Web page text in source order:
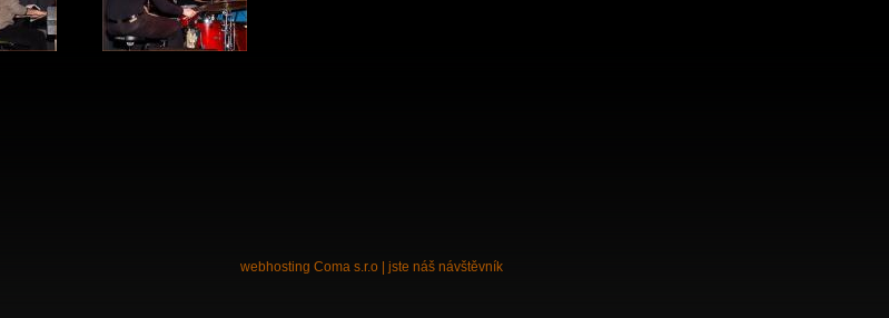
webhosting Coma s.r.o | jste náš návštěvník